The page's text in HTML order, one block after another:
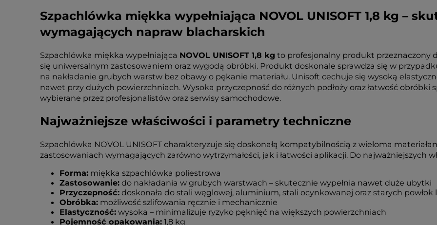
Szpachlówka miękka wypełniająca NOVOL UNISOFT 1,8 kg –
wymagających napraw blacharskich
Szpachlówka miękka wypełniająca NOVOL UNISOFT 1,8 kg to profesjonalny produkt przeznaczony
się uniwersalnym zastosowaniem oraz wygodą obróbki. Produkt doskonale sprawdza się w
na nakładanie grubych warstw bez obawy o pękanie materiału. Unisoft cechuje się wysoką
nawet przy dużych powierzchniach. Wysoka przyczepność do różnych podłoży oraz łatwość obróbki
wybierane przez profesjonalistów oraz serwisy samochodowe.
Najważniejsze właściwości i parametry techniczne
Szpachlówka NOVOL UNISOFT charakteryzuje się doskonałą kompatybilnością z wieloma
zastosowaniach wymagających zarówno wytrzymałości, jak i łatwości aplikacji. Do najważniejszych
Forma: miękka szpachlówka poliestrowa
Zastosowanie: do nakładania w grubych warstwach – skutecznie wypełnia nawet duże ubytki
Przyczepność: doskonała do stali węglowej, aluminium, stali ocynkowanej oraz starych powłok
Obróbka: możliwość szlifowania ręcznie i mechanicznie
Elastyczność: wysoka – minimalizuje ryzyko pęknięć na większych powierzchniach
Pojemność opakowania: 1,8 kg